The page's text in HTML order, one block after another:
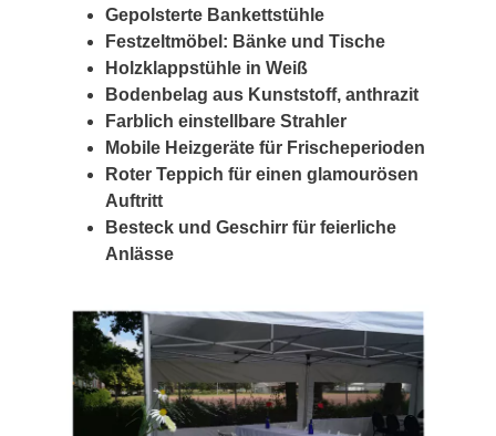
Gepolsterte Bankettstühle
Festzeltmöbel: Bänke und Tische
Holzklappstühle in Weiß
Bodenbelag aus Kunststoff, anthrazit
Farblich einstellbare Strahler
Mobile Heizgeräte für Frischeperioden
Roter Teppich für einen glamourösen
Auftritt
Besteck und Geschirr für feierliche
Anlässe